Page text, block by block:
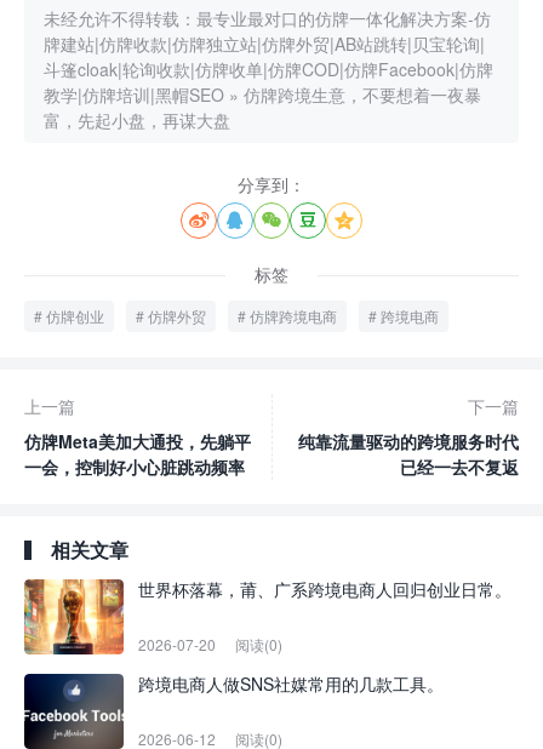
未经允许不得转载： 最专业最对口的仿牌一体化解决方案-仿
牌建站|仿牌收款|仿牌独立站|仿牌外贸|AB站跳转|贝宝轮询|
斗篷cloak|轮询收款|仿牌收单|仿牌COD|仿牌Facebook|仿牌
教学|仿牌培训|黑帽SEO » 仿牌跨境生意，不要想着一夜暴
富，先起小盘，再谋大盘
分享到：
    
标签
仿牌创业 仿牌外贸 仿牌跨境电商 跨境电商
上一篇
仿牌Meta美加大通投，先躺平
一会，控制好小心脏跳动频率
下一篇
纯靠流量驱动的跨境服务时代
已经一去不复返
相关文章
世界杯落幕，莆、广系跨境电商人回归创业日常。
2026-07-20 阅读(0)
跨境电商人做SNS社媒常用的几款工具。
2026-06-12 阅读(0)